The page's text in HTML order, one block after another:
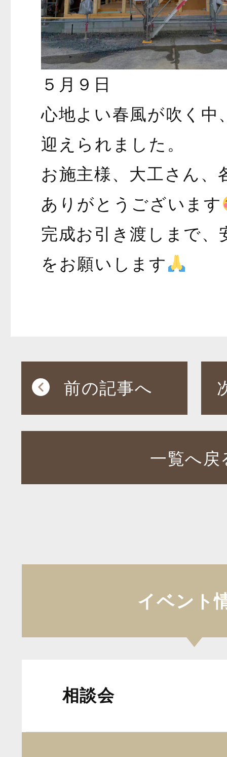
５月９日
心地よい春風が吹く中
迎えられました。
お施主様、大工さん、
ありがとうございます
完成お引き渡しまで、
をお願いします
前の記事へ
一覧へ戻
イベント
相談会